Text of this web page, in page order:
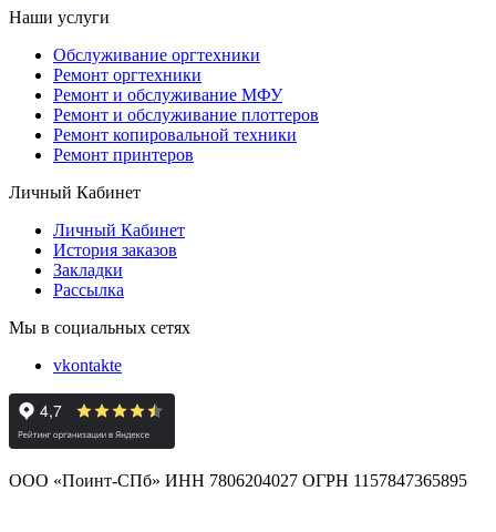
Наши услуги
Обслуживание оргтехники
Ремонт оргтехники
Ремонт и обслуживание МФУ
Ремонт и обслуживание плоттеров
Ремонт копировальной техники
Ремонт принтеров
Личный Кабинет
Личный Кабинет
История заказов
Закладки
Рассылка
Мы в социальных сетях
vkontakte
ООО «Поинт-СПб» ИНН 7806204027 ОГРН 1157847365895